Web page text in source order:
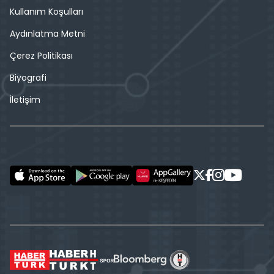
Kullanım Koşulları
Aydınlatma Metni
Çerez Politikası
Biyografi
İletişim